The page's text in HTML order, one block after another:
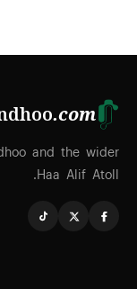
.com
and the wider
Haa Alif Atoll.